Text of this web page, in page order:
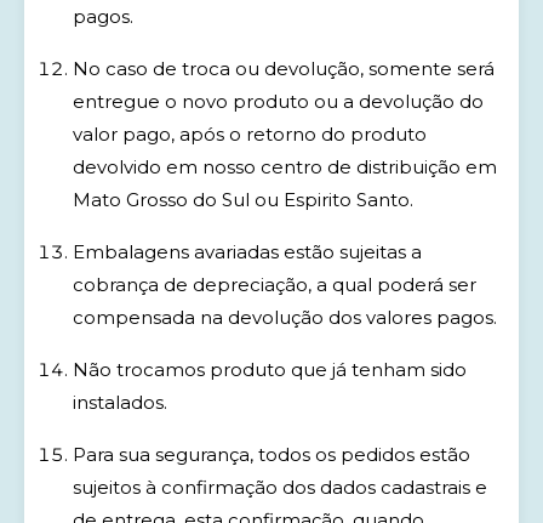
pagos.
No caso de troca ou devolução, somente será
entregue o novo produto ou a devolução do
valor pago, após o retorno do produto
devolvido em nosso centro de distribuição em
Mato Grosso do Sul ou Espirito Santo.
Embalagens avariadas estão sujeitas a
cobrança de depreciação, a qual poderá ser
compensada na devolução dos valores pagos.
Não trocamos produto que já tenham sido
instalados.
Para sua segurança, todos os pedidos estão
sujeitos à confirmação dos dados cadastrais e